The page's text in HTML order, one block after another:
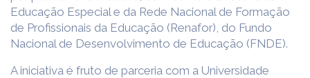
Educação Especial e da Rede Nacional de Formação
de Profissionais da Educação (Renafor), do Fundo
Nacional de Desenvolvimento de Educação (FNDE).
A iniciativa é fruto de parceria com a Universidade